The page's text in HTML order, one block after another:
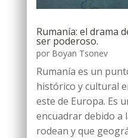
Rumanía: el drama
ser poderoso.
por Boyan Tsonev
Rumanía es un
histórico y cultural
este de Europa. Es
encuadrar debido a
rodean y que